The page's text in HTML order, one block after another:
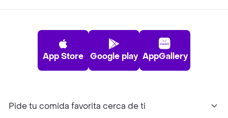
App Store Google play AppGallery
Pide tu comida favorita cerca de ti